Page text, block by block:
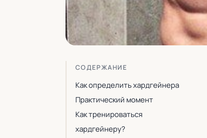
СОДЕРЖАНИЕ
Как определить хардгейнера
Практический момент
Как тренироваться
хардгейнеру?